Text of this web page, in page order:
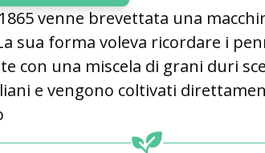
venne brevettata una
sua forma voleva ricordare i
con una miscela di grani duri
e vengono coltivati